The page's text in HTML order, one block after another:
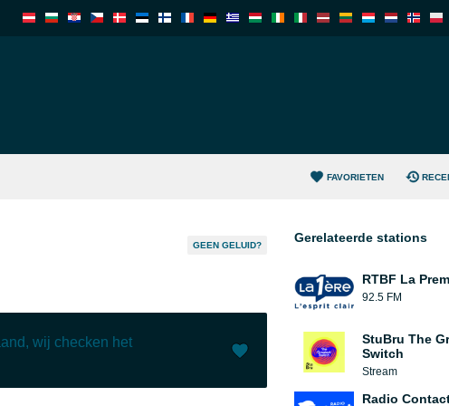
FAVORIETEN
GEEN GELUID?
wij checken het
Gerelateerde stations
RTBF La
92.5 FM
StuBru The
Switch
Stream
Radio